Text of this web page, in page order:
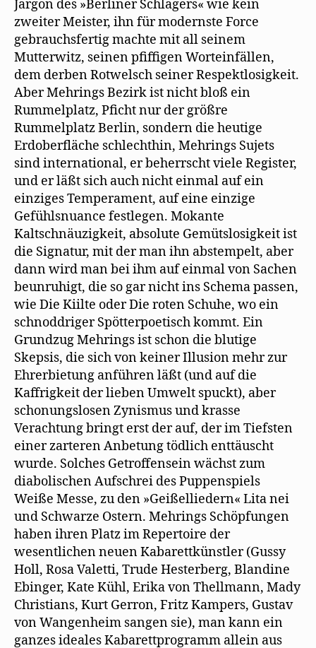
Jargon des »Berliner Schlagers« wie kein
zweiter Meister, ihn für modernste Force
gebrauchsfertig machte mit all seinem
Mutterwitz, seinen pfiffigen Worteinfällen,
dem derben Rotwelsch seiner Respektlosigkeit.
Aber Mehrings Bezirk ist nicht bloß ein
Rummelplatz, Pficht nur der größre
Rummelplatz Berlin, sondern die heutige
Erdoberfläche schlechthin, Mehrings Sujets
sind international, er beherrscht viele Register,
und er läßt sich auch nicht einmal auf ein
einziges Temperament, auf eine einzige
Gefühlsnuance festlegen. Mokante
Kaltschnäuzigkeit, absolute Gemütslosigkeit ist
die Signatur, mit der man ihn abstempelt, aber
dann wird man bei ihm auf einmal von Sachen
beunruhigt, die so gar nicht ins Schema passen,
wie Die Kiilte oder Die roten Schuhe, wo ein
schnoddriger Spötterpoetisch kommt. Ein
Grundzug Mehrings ist schon die blutige
Skepsis, die sich von keiner Illusion mehr zur
Ehrerbietung anführen läßt (und auf die
Kaffrigkeit der lieben Umwelt spuckt), aber
schonungslosen Zynismus und krasse
Verachtung bringt erst der auf, der im Tiefsten
einer zarteren Anbetung tödlich enttäuscht
wurde. Solches Getroffensein wächst zum
diabolischen Aufschrei des Puppenspiels
Weiße Messe, zu den »Geißelliedern« Lita nei
und Schwarze Ostern. Mehrings Schöpfungen
haben ihren Platz im Repertoire der
wesentlichen neuen Kabarettkünstler (Gussy
Holl, Rosa Valetti, Trude Hesterberg, Blandine
Ebinger, Kate Kühl, Erika von Thellmann, Mady
Christians, Kurt Gerron, Fritz Kampers, Gustav
von Wangenheim sangen sie), man kann ein
ganzes ideales Kabarettprogramm allein aus